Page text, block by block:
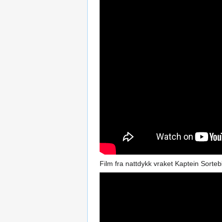
Film fra nattdykk vraket Kaptein